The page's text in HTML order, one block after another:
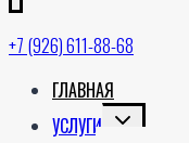
+7 (926) 611-88-68
ГЛАВНАЯ
УСЛУГИ TOGGLE